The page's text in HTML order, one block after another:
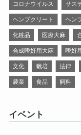
コロナウイルス サス
ヘンプクリート ヘン
化粧品 医療大麻
合成嗜好用大麻 嗜好
文化 栽培 法律
農業 食品 飼料
イベント